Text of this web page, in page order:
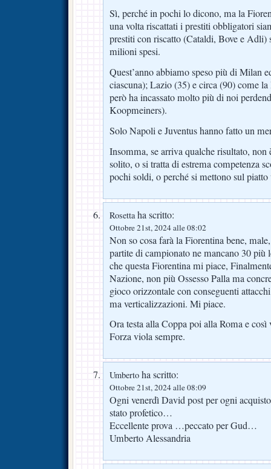
Sì, perché in pochi lo dicono, ma la
una volta riscattati i prestiti obbligatori
prestiti con riscatto (Cataldi, Bove e Adli)
milioni spesi.
Quest’anno abbiamo speso più di Milan
ciascuna); Lazio (35) e circa (90) come la
però ha incassato molto più di noi
Koopmeiners).
Solo Napoli e Juventus hanno fatto un
Insomma, se arriva qualche risultato,
solito, o si tratta di estrema competenza
pochi soldi, o perché si mettono sul
Rosettaha scritto:
Ottobre 21st, 2024 alle 08:02
Non so cosa farà la Fiorentina bene,
partite di campionato ne mancano 30 più
che questa Fiorentina mi piace,
Nazione, non più Ossesso Palla ma
gioco orizzontale con conseguenti
ma verticalizzazioni. Mi piace.
Ora testa alla Coppa poi alla Roma e
Forza viola sempre.
Umberto ha scritto:
Ottobre 21st, 2024 alle 08:09
Ogni venerdì David post per ogni
stato profetico…
Eccellente prova …peccato per Gud…
Umberto Alessandria